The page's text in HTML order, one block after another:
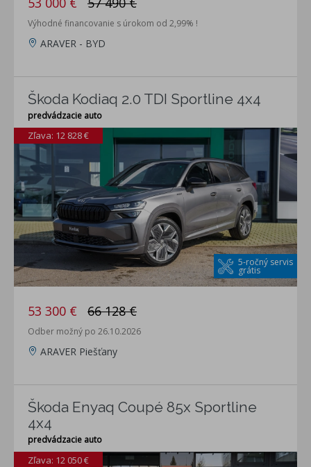
Výhodné financovanie s úrokom od 2,99% !
ARAVER - BYD
Škoda Kodiaq 2.0 TDI Sportline 4x4
predvádzacie auto
5-ročný servis
grátis
Zľava: 12 828 €
53 300 € 66 128 €
Odber možný po 26.10.2026
ARAVER Piešťany
Škoda Enyaq Coupé 85x Sportline
4x4
predvádzacie auto
Zľava: 12 050 €